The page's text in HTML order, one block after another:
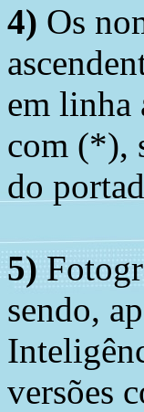
4) Os
em linha
com (*),
do
5)
sendo,
versões